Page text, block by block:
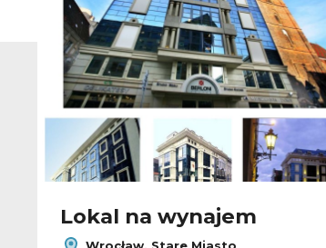
do ulubionych
Lokal na wynajem
Wrocław, Stare Miasto